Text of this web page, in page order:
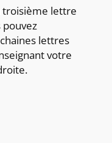
troisième lettre
pouvez
lettres
votre